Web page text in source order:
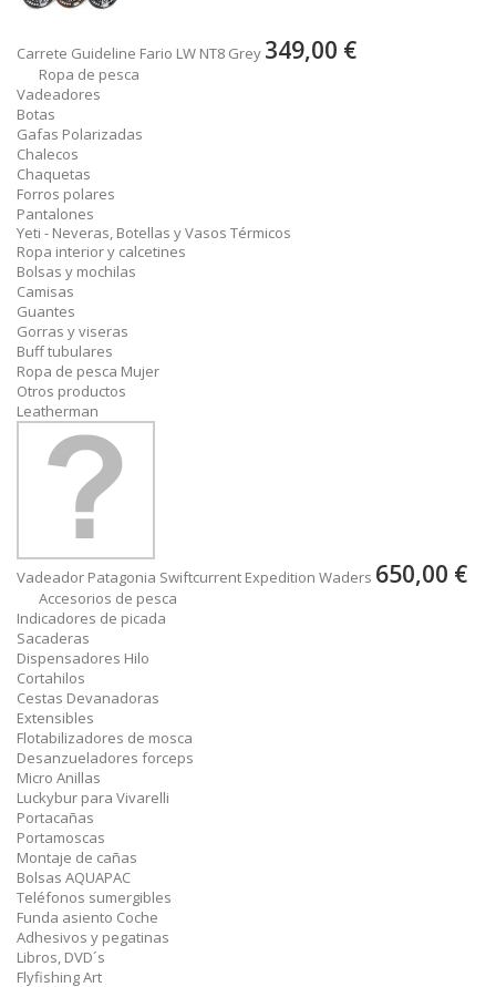
Carrete Guideline Fario LW NT8 Grey 349,00 €
Ropa de pesca
Vadeadores
Botas
Gafas Polarizadas
Chalecos
Chaquetas
Forros polares
Pantalones
Yeti - Neveras, Botellas y Vasos Térmicos
Ropa interior y calcetines
Bolsas y mochilas
Camisas
Guantes
Gorras y viseras
Buff tubulares
Ropa de pesca Mujer
Otros productos
Leatherman
Vadeador Patagonia Swiftcurrent Expedition Waders 650,00 €
Accesorios de pesca
Indicadores de picada
Sacaderas
Dispensadores Hilo
Cortahilos
Cestas Devanadoras
Extensibles
Flotabilizadores de mosca
Desanzueladores forceps
Micro Anillas
Luckybur para Vivarelli
Portacañas
Portamoscas
Montaje de cañas
Bolsas AQUAPAC
Teléfonos sumergibles
Funda asiento Coche
Adhesivos y pegatinas
Libros, DVD´s
Flyfishing Art